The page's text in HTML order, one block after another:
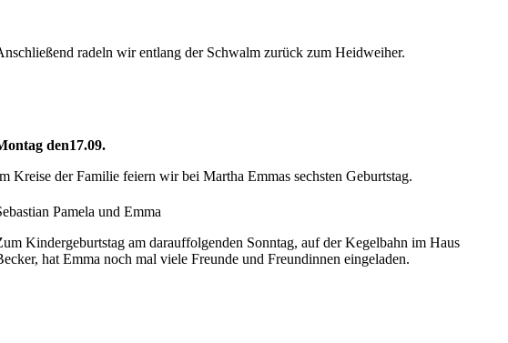
radeln wir entlang der Schwalm zurück zum Heidweiher.
den17.09.
Kreise der Familie feiern wir bei Martha Emmas sechsten Geburtstag.
Pamela und Emma
Kindergeburtstag am darauffolgenden Sonntag, auf der Kegelbahn im Haus
hat Emma noch mal viele Freunde und Freundinnen eingeladen.